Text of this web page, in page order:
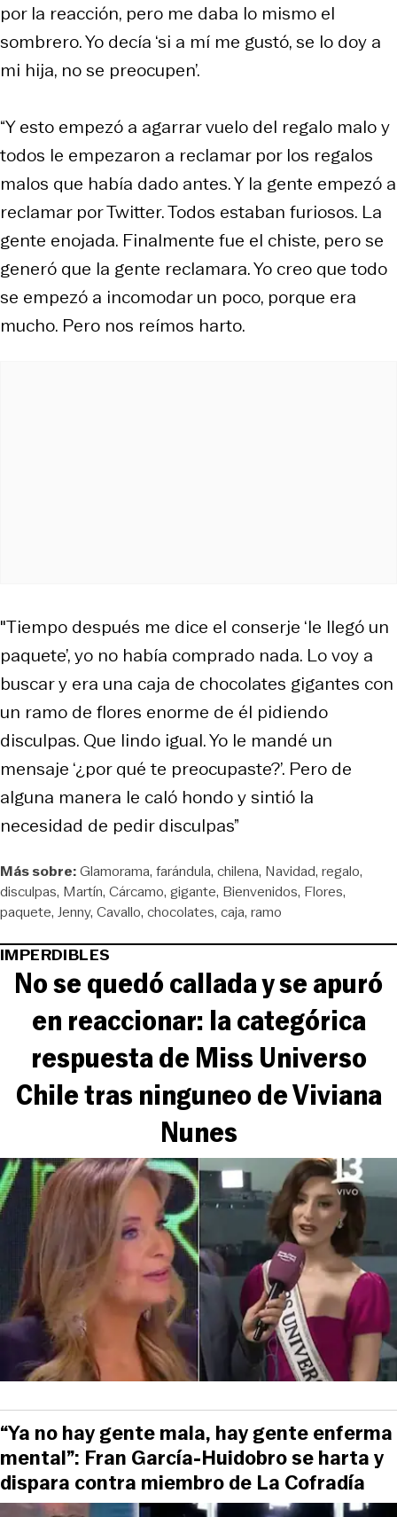
por la reacción, pero me daba lo mismo el
sombrero. Yo decía ‘si a mí me gustó, se lo doy a
mi hija, no se preocupen’.
“Y esto empezó a agarrar vuelo del regalo malo y
todos le empezaron a reclamar por los regalos
malos que había dado antes. Y la gente empezó a
reclamar por Twitter. Todos estaban furiosos. La
gente enojada. Finalmente fue el chiste, pero se
generó que la gente reclamara. Yo creo que todo
se empezó a incomodar un poco, porque era
mucho. Pero nos reímos harto.
"Tiempo después me dice el conserje ‘le llegó un
paquete’, yo no había comprado nada. Lo voy a
buscar y era una caja de chocolates gigantes con
un ramo de flores enorme de él pidiendo
disculpas. Que lindo igual. Yo le mandé un
mensaje ‘¿por qué te preocupaste?’. Pero de
alguna manera le caló hondo y sintió la
necesidad de pedir disculpas”
Más sobre:Glamorama farándula chilena Navidad regalo
disculpas Martín Cárcamo gigante Bienvenidos Flores
paquete Jenny Cavallo chocolates caja ramo
IMPERDIBLES
No se quedó callada y se apuró
en reaccionar: la categórica
respuesta de Miss Universo
Chile tras ninguneo de Viviana
Nunes
“Ya no hay gente mala, hay gente enferma
mental”: Fran García-Huidobro se harta y
dispara contra miembro de La Cofradía